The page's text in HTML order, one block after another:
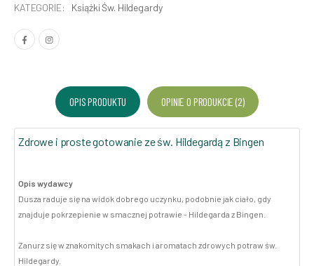
KATEGORIE: Książki Św. Hildegardy
OPIS PRODUKTU OPINIE O PRODUKCIE (2)
Zdrowe i proste gotowanie ze św. Hildegardą z Bingen
Opis wydawcy
Dusza raduje się na widok dobrego uczynku, podobnie jak ciało, gdy
znajduje pokrzepienie w smacznej potrawie - Hildegarda z Bingen.
Zanurz się w znakomitych smakach i aromatach zdrowych potraw św.
Hildegardy.